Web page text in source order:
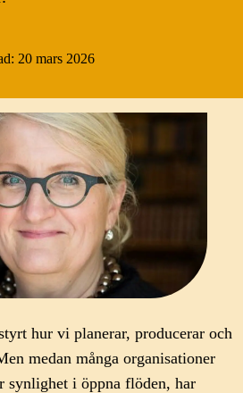
20 mars 2026
hur vi planerar, producerar och
medan många organisationer
synlighet i öppna flöden, har